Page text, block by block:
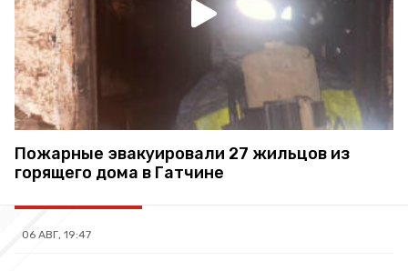
Пожарные эвакуировали 27 жильцов из
горящего дома в Гатчине
06 АВГ, 19:47